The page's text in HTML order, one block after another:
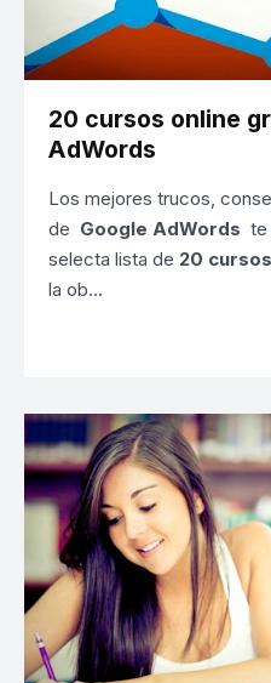
20 cursos online
AdWords
Los mejores trucos,
de Google AdWords te
selecta lista de 20
la ob…